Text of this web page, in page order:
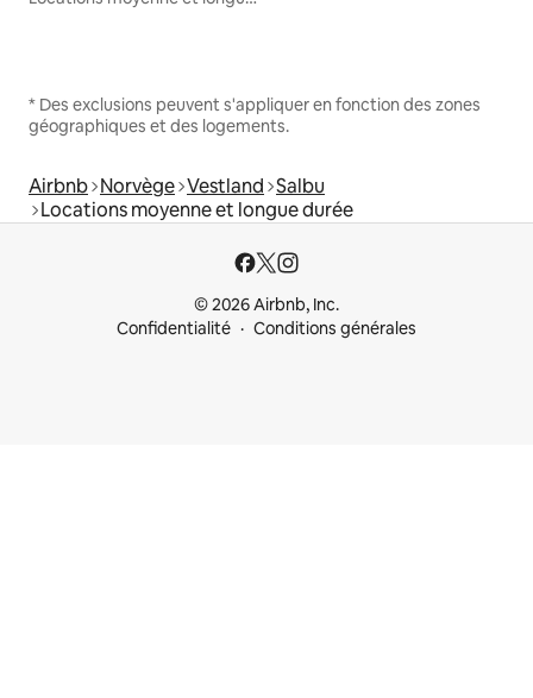
* Des exclusions peuvent s'appliquer en fonction des zones
géographiques et des logements.
Airbnb Norvège Vestland Salbu
Locations moyenne et longue durée
© 2026 Airbnb, Inc.
Confidentialité
Conditions générales